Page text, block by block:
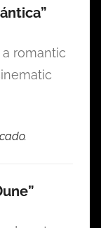
romantic